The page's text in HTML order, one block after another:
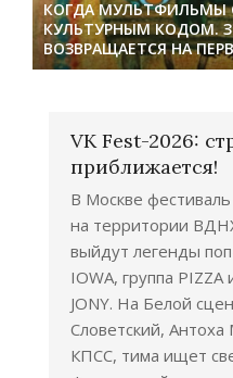
КОГДА МУЛЬТФИЛЬМЫ
КУЛЬТУРНЫМ КОДОМ.
ВОЗВРАЩАЕТСЯ НА
VK Fest-2026:
приближается!
В Москве
на территории
выйдут легенды
IOWA, группа PIZZA
JONY. На Белой
Словетский, Антоха
КПСС, тима ищет